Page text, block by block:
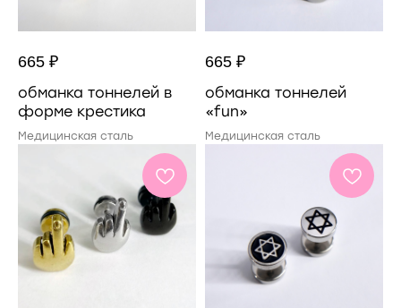
665 ₽
обманка тоннелей в
форме крестика
Медицинская сталь
665 ₽
обманка тоннелей
«fun»
Медицинская сталь